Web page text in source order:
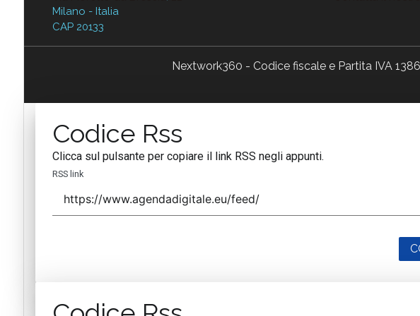
Milano - Italia
CAP 20133
Nextwork360 - Codice fiscale e Partita IVA
Codice Rss
Clicca sul pulsante per copiare il link RSS negli appunti.
RSS link